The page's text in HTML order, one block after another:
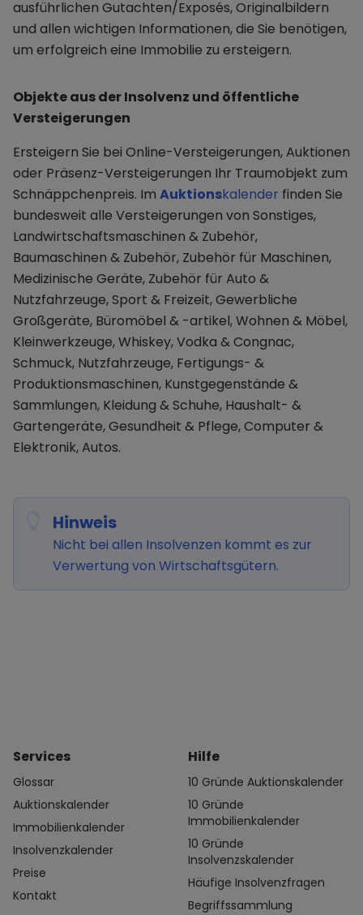
ausführlichen Gutachten/Exposés, Originalbildern
und allen wichtigen Informationen, die Sie benötigen,
um erfolgreich eine Immobilie zu ersteigern.
Objekte aus der Insolvenz und öffentliche
Versteigerungen
Ersteigern Sie bei Online-Versteigerungen, Auktionen
oder Präsenz-Versteigerungen Ihr Traumobjekt zum
Schnäppchenpreis. Im Auktionskalender finden Sie
bundesweit alle Versteigerungen von Sonstiges,
Landwirtschaftsmaschinen & Zubehör,
Baumaschinen & Zubehör, Zubehör für Maschinen,
Medizinische Geräte, Zubehör für Auto &
Nutzfahrzeuge, Sport & Freizeit, Gewerbliche
Großgeräte, Büromöbel & -artikel, Wohnen & Möbel,
Kleinwerkzeuge, Whiskey, Vodka & Congnac,
Schmuck, Nutzfahrzeuge, Fertigungs- &
Produktionsmaschinen, Kunstgegenstände &
Sammlungen, Kleidung & Schuhe, Haushalt- &
Gartengeräte, Gesundheit & Pflege, Computer &
Elektronik, Autos.
Hinweis
Nicht bei allen Insolvenzen kommt es zur
Verwertung von Wirtschaftsgütern.
Services
Glossar
Auktionskalender
Immobilienkalender
Insolvenzkalender
Preise
Kontakt
Hilfe
10 Gründe Auktionskalender
10 Gründe
Immobilienkalender
10 Gründe
Insolvenzskalender
Häufige Insolvenzfragen
Begriffssammlung